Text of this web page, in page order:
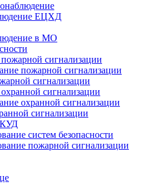
ЕЦХД
в МО
пожарной сигнализации
пожарной сигнализации
сигнализации
сигнализации
охранной сигнализации
сигнализации
систем безопасности
пожарной сигнализации